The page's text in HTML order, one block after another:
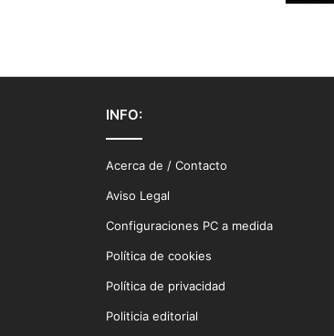
INFO:
Acerca de / Contacto
Aviso Legal
Configuraciones PC a medida
Política de cookies
Política de privacidad
Politicia editorial